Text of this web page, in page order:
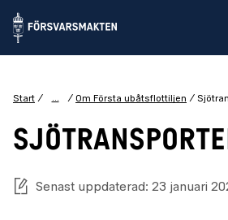
Start ... Om Första ubåtsflottiljen
Senast uppdaterad: 23 januari